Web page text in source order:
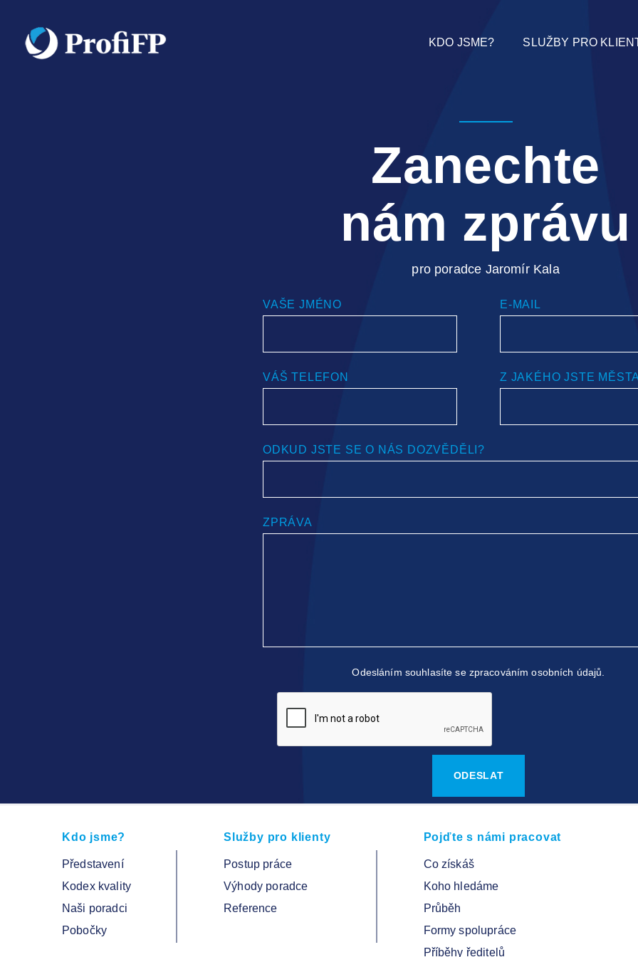
KDO JSME? SLUŽBY PRO
Zanechte
nám zprávu
pro poradce Jaromír Kala
VAŠE JMÉNO E-MAIL
VÁŠ TELEFON Z JAKÉHO JSTE
ODKUD JSTE SE O NÁS DOZVĚDĚLI?
ZPRÁVA
Odesláním souhlasíte se zpracováním osobních údajů.
Kdo jsme?
Představení
Kodex kvality
Naši poradci
Pobočky
Služby pro klienty
Postup práce
Výhody poradce
Reference
Pojďte s námi pracovat
Co získáš
Koho hledáme
Průběh
Formy spolupráce
Příběhy ředitelů